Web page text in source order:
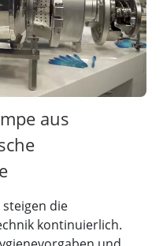
aus
die
kontinuierlich.